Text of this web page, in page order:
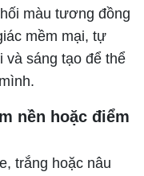
màu tương đồng
mềm mại, tự
và sáng tạo để thể
nền hoặc điểm
trắng hoặc nâu